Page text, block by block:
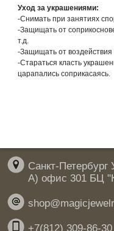
Уход за украшениями:
-Снимать при занятиях
-Защищать от
т.д.
-Защищать от
-Стараться класть
царапались соприкасаясь.
Санкт-Петербург
А) офис 301 БЦ
+7(812) 309-86-30